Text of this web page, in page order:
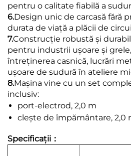
pentru o calitate fiabilă a
6.Design unic de carcasă fără
durata de viață a plăcii de
7.Construcție robustă și
pentru industrii ușoare și
întreținerea casnică, lucrări
ușoare de sudură în ateliere
8.Mașina vine cu un set
inclusiv:
port-electrod, 2,0 m
clește de împământare, 2,0
Specificații：